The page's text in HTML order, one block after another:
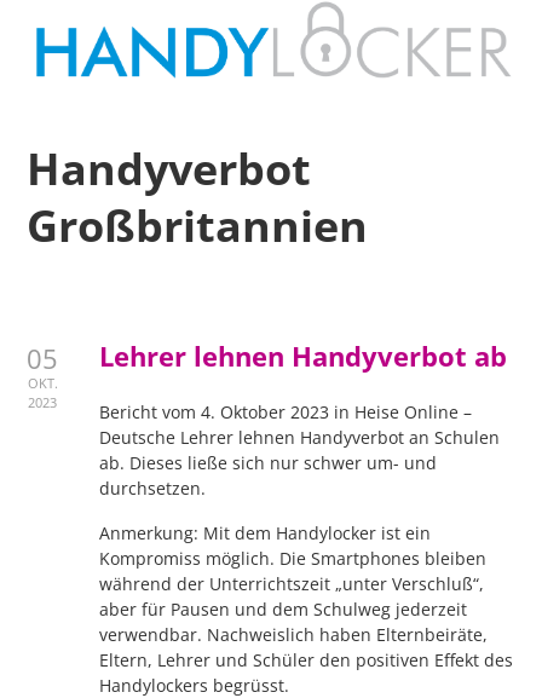
Handyverbot
Großbritannien
05
OKT.
2023
Lehrer lehnen Handyverbot ab
Bericht vom 4. Oktober 2023 in Heise Online –
Deutsche Lehrer lehnen Handyverbot an Schulen
ab. Dieses ließe sich nur schwer um- und
durchsetzen.
Anmerkung: Mit dem Handylocker ist ein
Kompromiss möglich. Die Smartphones bleiben
während der Unterrichtszeit „unter Verschluß“,
aber für Pausen und dem Schulweg jederzeit
verwendbar. Nachweislich haben Elternbeiräte,
Eltern, Lehrer und Schüler den positiven Effekt des
Handylockers begrüsst.